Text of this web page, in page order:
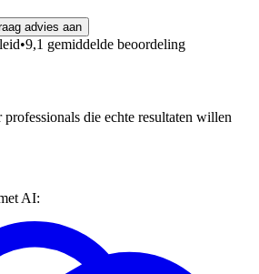
advies aan
•9,1 gemiddelde beoordeling
die echte resultaten willen
AI: